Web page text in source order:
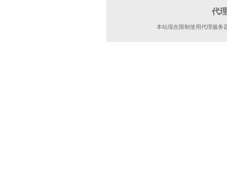
代
本站现在限制使用代理服务